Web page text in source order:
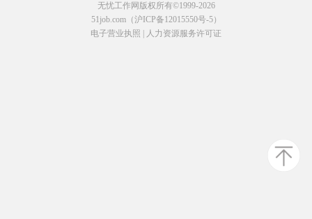
无忧工作网版权所有©1999-2026
51job.com（沪ICP备12015550号-5）
电子营业执照
人力资源服务许可证